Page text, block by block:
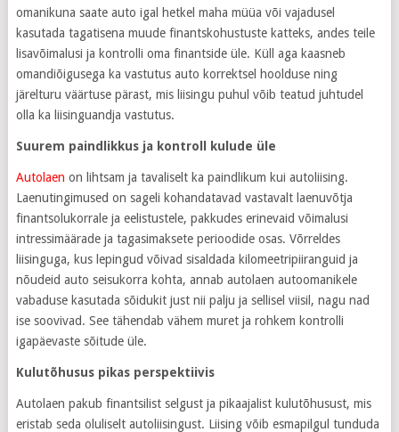
omanikuna saate auto igal hetkel maha müüa või vajadusel
kasutada tagatisena muude finantskohustuste katteks, andes teile
lisavõimalusi ja kontrolli oma finantside üle. Küll aga kaasneb
omandiõigusega ka vastutus auto korrektsel hoolduse ning
järelturu väärtuse pärast, mis liisingu puhul võib teatud juhtudel
olla ka liisinguandja vastutus.
Suurem paindlikkus ja kontroll kulude üle
Autolaen on lihtsam ja tavaliselt ka paindlikum kui autoliising.
Laenutingimused on sageli kohandatavad vastavalt laenuvõtja
finantsolukorrale ja eelistustele, pakkudes erinevaid võimalusi
intressimäärade ja tagasimaksete perioodide osas. Võrreldes
liisinguga, kus lepingud võivad sisaldada kilomeetripiiranguid ja
nõudeid auto seisukorra kohta, annab autolaen autoomanikele
vabaduse kasutada sõidukit just nii palju ja sellisel viisil, nagu nad
ise soovivad. See tähendab vähem muret ja rohkem kontrolli
igapäevaste sõitude üle.
Kulutõhusus pikas perspektiivis
Autolaen pakub finantsilist selgust ja pikaajalist kulutõhusust, mis
eristab seda oluliselt autoliisingust. Liising võib esmapilgul tunduda